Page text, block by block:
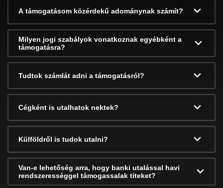
A támogatásom közérdekű adománynak számít?
Milyen jogi szabályok vonatkoznak egyébként a
támogatásra?
Tudtok számlát adni a támogatásról?
Cégként is utalhatok nektek?
Külföldről is tudok utalni?
Van-e lehetőség arra, hogy banki utalással havi
rendszerességgel támogassalak titeket?